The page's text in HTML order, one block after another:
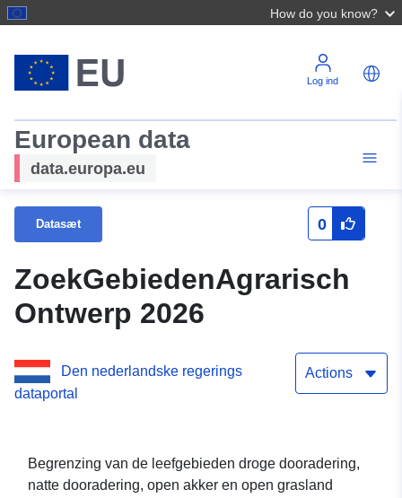
How do you know?
Log ind
European data
data.europa.eu
Datasæt 0
ZoekGebiedenAgrarisch
Ontwerp 2026
Den nederlandske regerings
dataportal
Actions
Begrenzing van de leefgebieden droge dooradering,
natte dooradering, open akker en open grasland